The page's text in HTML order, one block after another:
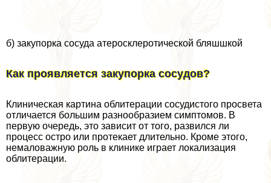
б) закупорка сосуда атеросклеротической бляшшкой
Как проявляется закупорка сосудов?
Клиническая картина облитерации сосудистого просвета
отличается большим разнообразием симптомов. В
первую очередь, это зависит от того, развился ли
процесс остро или протекает длительно. Кроме этого,
немаловажную роль в клинике играет локализация
облитерации.